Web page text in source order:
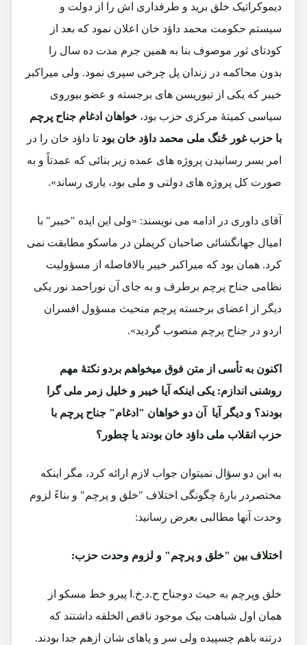
دیموکراتیک خلق برید و طرفداری اش را از دولت و
سیستم حکومت محمد داؤد خان اعلان نمود که بعد از
کودتای ثور موصوف بنا به همین جرم مدت ده سال را
بدون محاکمه در زندان پل چرخی سپری نمود. ولی میراکبر
خیبر که یکی از تیوریسن های برجسته و عضو بیوروی
سیاسی کمیتۀ مرکزی حزب بود، خواهان ادغام جناح پرچم
با حزب غور ځنگ ملی محمد داؤد خان بود تا داؤد خان را در
امر بسر رسانیدن پروژه های عمده زیر بنائی که عمدتاً و به
صورت کل پروژه های دولتی و ملی بود، یاری رساند».
آقای داوری در ادامه می نویسند: «ولی این ایده "خیبر" با
امیال جهانگشائی صاحبان کریملن در ماسکو مطابقت نمی
کرد. همان بود که میراکبر خیبر بالافاصله از مسؤولیت
نظامی جناح پرچم برطرف و به جای آن نوراحمد نور یکی
دیگر از اعضای برجسته پرچم منحیث مسؤول افسران
اردو در جناح پرچم منصوب گردید».
اکنون به تأسی از متن فوق میخواهم بردو نکتۀ مهم
روشنی اندازم: یکی اینکه آیا خیبر و خلیل زمر ملی گرا
بودند؟ و دیگر آیا آن دو خواهان "ادغام" جناح پرچم با
حزب انقلاب ملی داؤد خان بودند یا چطور؟
به این دو سؤال نمیتوان جواب لازم ارائه کرد، مگر اینکه
مختصردر بارۀ چگونگی اختلاف "خلق و پرچم" و بناءً لزوم
وحدت آنها مطالبی بعرض رسانید:
اختلاف بین "خلق و پرچم" و لزوم وحدت حزب:
خلق وپرچم به حیث دوجناح ح.د.خ.ا پیرو خط مسکو از
همان اول شباهت بیک موجود ناقص الخلقه داشتند که
درتنه باهم چسپیده ولی سر و پاهای شان ازهم جدا بودند.